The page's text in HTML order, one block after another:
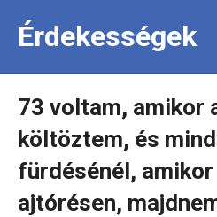
Érdekességek
73 voltam, amikor
költöztem, és
fürdésénél,
ajtórésen,